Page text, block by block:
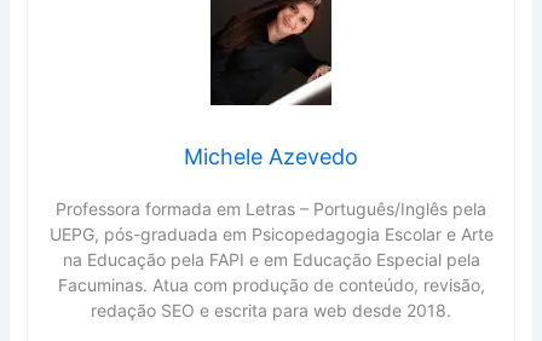
Michele Azevedo
Professora formada em Letras – Português/Inglês pela
UEPG, pós-graduada em Psicopedagogia Escolar e Arte
na Educação pela FAPI e em Educação Especial pela
Facuminas. Atua com produção de conteúdo, revisão,
redação SEO e escrita para web desde 2018.